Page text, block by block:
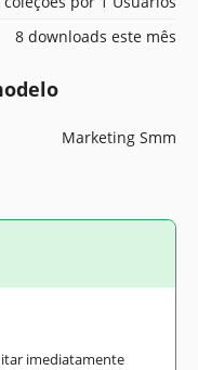
8 downloads este mês
Marketing Smm
imediatamente